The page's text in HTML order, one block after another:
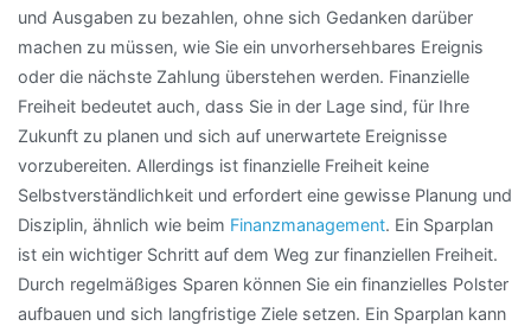
und Ausgaben zu bezahlen, ohne sich Gedanken darüber
machen zu müssen, wie Sie ein unvorhersehbares Ereignis
oder die nächste Zahlung überstehen werden. Finanzielle
Freiheit bedeutet auch, dass Sie in der Lage sind, für Ihre
Zukunft zu planen und sich auf unerwartete Ereignisse
vorzubereiten. Allerdings ist finanzielle Freiheit keine
Selbstverständlichkeit und erfordert eine gewisse Planung und
Disziplin, ähnlich wie beim Finanzmanagement. Ein Sparplan
ist ein wichtiger Schritt auf dem Weg zur finanziellen Freiheit.
Durch regelmäßiges Sparen können Sie ein finanzielles Polster
aufbauen und sich langfristige Ziele setzen. Ein Sparplan kann